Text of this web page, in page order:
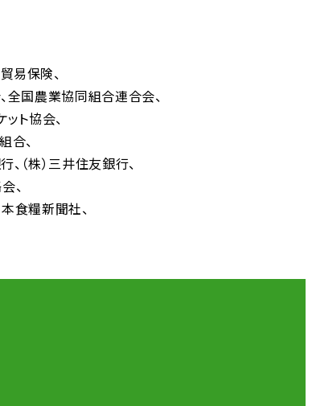
貿易保険
全国農業協同組合連合会
ット協会
合
（株）三井住友銀行
本食糧新聞社